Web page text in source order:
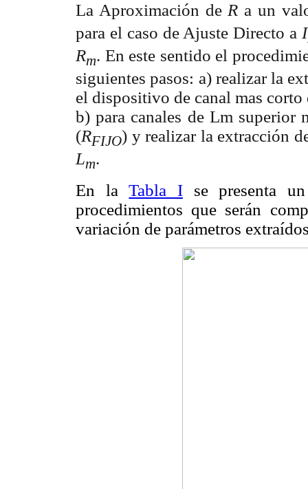
La Aproximación de R a un
para el caso de Ajuste Directo a I
Rm. En este sentido el
siguientes pasos: a) realizar la
el dispositivo de canal mas
b) para canales de Lm superior
(RFIJO) y realizar la extracción
Lm.
En laTabla I se presenta
procedimientos que serán
variación de parámetros